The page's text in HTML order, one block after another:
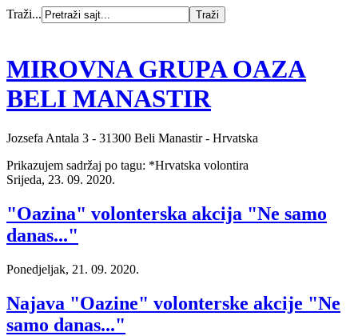
Traži...
MIROVNA GRUPA OAZA
BELI MANASTIR
Jozsefa Antala 3 - 31300 Beli Manastir - Hrvatska
Prikazujem sadržaj po tagu: *Hrvatska volontira
Srijeda, 23. 09. 2020.
"Oazina" volonterska akcija "Ne samo
danas..."
Ponedjeljak, 21. 09. 2020.
Najava "Oazine" volonterske akcije "Ne
samo danas..."